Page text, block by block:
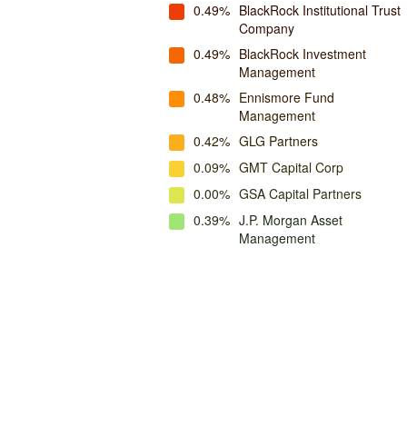
0.49% BlackRock Institutional Trust
Company
0.49% BlackRock Investment
Management
0.48% Ennismore Fund
Management
0.42% GLG Partners
0.09% GMT Capital Corp
0.00% GSA Capital Partners
0.39% J.P. Morgan Asset
Management